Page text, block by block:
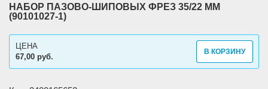
НАБОР ПАЗОВО-ШИПОВЫХ ФРЕЗ 35/22 ММ
(90101027-1)
67,00 руб.
ЦЕНА
В КОРЗИНУ